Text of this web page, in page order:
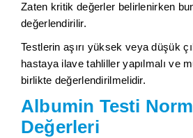
Zaten kritik değerler belirlenirken
değerlendirilir.
Testlerin aşırı yüksek veya düşük
hastaya ilave tahliller yapılmalı ve
birlikte değerlendirilmelidir.
Albumin Testi
Değerleri